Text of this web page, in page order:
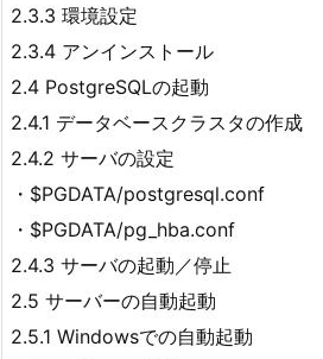
2.3.3 環境設定
2.3.4 アンインストール
2.4 PostgreSQLの起動
2.4.1 データベースクラスタの作成
2.4.2 サーバの設定
・$PGDATA/postgresql.conf
・$PGDATA/pg_hba.conf
2.4.3 サーバの起動／停止
2.5 サーバーの自動起動
2.5.1 Windowsでの自動起動